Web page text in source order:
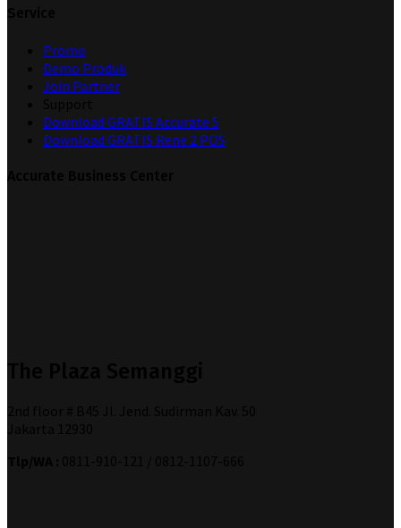
Promo
Demo Produk
Join Partner
Download GRATIS Accurate 5
Download GRATIS Rene 2 POS